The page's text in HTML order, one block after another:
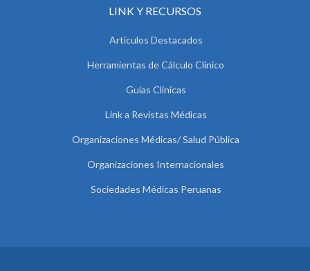
LINK Y RECURSOS
Artículos Destacados
Herramientas de Cálculo Clínico
Guías Clínicas
Link a Revistas Médicas
Organizaciones Médicas/ Salud Pública
Organizaciones Internacionales
Sociedades Médicas Peruanas